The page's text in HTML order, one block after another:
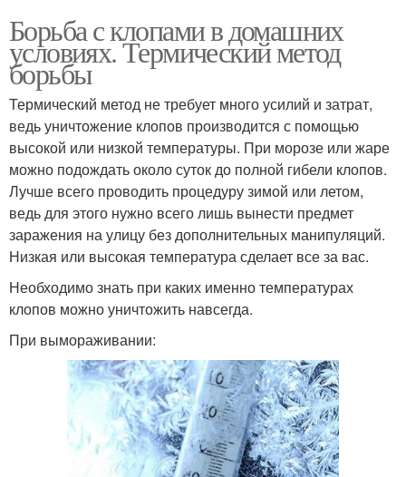
Борьба с клопами в домашних
условиях. Термический метод
борьбы
Термический метод не требует много усилий и затрат,
ведь уничтожение клопов производится с помощью
высокой или низкой температуры. При морозе или жаре
можно подождать около суток до полной гибели клопов.
Лучше всего проводить процедуру зимой или летом,
ведь для этого нужно всего лишь вынести предмет
заражения на улицу без дополнительных манипуляций.
Низкая или высокая температура сделает все за вас.
Необходимо знать при каких именно температурах
клопов можно уничтожить навсегда.
При вымораживании: